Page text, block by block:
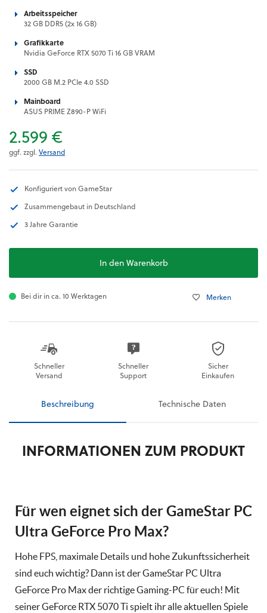
Arbeitsspeicher
32 GB DDR5 (2x 16 GB)
Grafikkarte
Nvidia GeForce RTX 5070 Ti 16 GB VRAM
SSD
2000 GB M.2 PCIe 4.0 SSD
Mainboard
ASUS PRIME Z890-P WiFi
2.599 €
ggf. zzgl. Versand
Konfiguriert von GameStar
Zusammengebaut in Deutschland
3 Jahre Garantie
In den Warenkorb
Bei dir in ca. 10 Werktagen Merken
Schneller
Versand
Schneller
Support
Sicher
Einkaufen
Beschreibung Technische Daten
INFORMATIONEN ZUM PRODUKT
Für wen eignet sich der GameStar PC
Ultra GeForce Pro Max?
Hohe FPS, maximale Details und hohe Zukunftssicherheit
sind euch wichtig? Dann ist der GameStar PC Ultra
GeForce Pro Max der richtige Gaming-PC für euch! Mit
seiner GeForce RTX 5070 Ti spielt ihr alle aktuellen Spiele